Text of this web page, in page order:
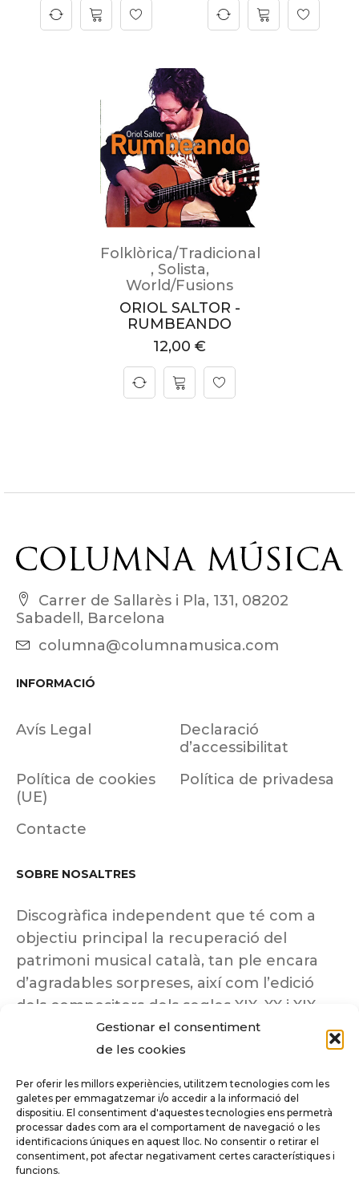
Gestionar el consentiment
de les cookies
Per oferir les millors experiències, utilitzem tecnologies com les
galetes per emmagatzemar i/o accedir a la informació del
dispositiu. El consentiment d'aquestes tecnologies ens permetrà
processar dades com ara el comportament de navegació o les
identificacions úniques en aquest lloc. No consentir o retirar el
consentiment, pot afectar negativament certes característiques i
funcions.
Folklòrica/Tradicional
, Solista,
World/Fusions
ORIOL SALTOR -
RUMBEANDO
12,00 €
Carrer de Sallarès i Pla, 131, 08202
Sabadell, Barcelona
columna@columnamusica.com
INFORMACIÓ
Avís Legal
Declaració
d’accessibilitat
Política de cookies
(UE)
Política de privadesa
Contacte
SOBRE NOSALTRES
Discogràfica independent que té com a
objectiu principal la recuperació del
patrimoni musical català, tan ple encara
d’agradables sorpreses, així com l’edició
dels compositors dels segles XIX, XX i XIX
insuficientment coneguts.
Tots els drets reservats a ©Columna
Música.